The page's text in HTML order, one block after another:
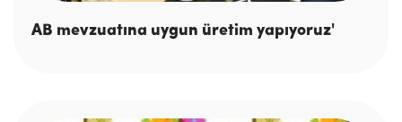
AB mevzuatına uygun üretim yapıyoruz'